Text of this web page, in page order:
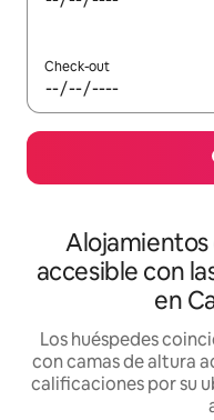
Check-out
Alojamientos
accesible con
en
Los huéspedes
con camas de altura
calificaciones por su